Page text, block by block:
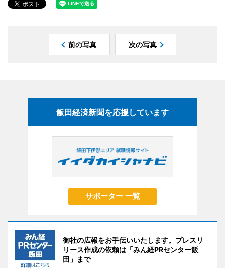
前の写真 次の写真
飯田経済新聞を応援しています
サポーター 一覧
御社の広報をお手伝いいたします。プレスリ
リース作成の依頼は「みん経PRセンター飯
田」まで